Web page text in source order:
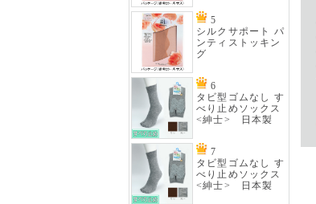
5
シルクサポート パ
ンティストッキン
グ
6
タビ型ゴムなし す
べり止めソックス
<紳士> 日本製
7
タビ型ゴムなし す
べり止めソックス
<紳士> 日本製